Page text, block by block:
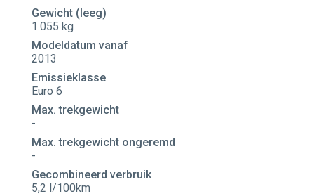
Gewicht (leeg)
1.055 kg
Modeldatum vanaf
2013
Emissieklasse
Euro 6
Max. trekgewicht
-
Max. trekgewicht ongeremd
-
Gecombineerd verbruik
5,2 l/100km